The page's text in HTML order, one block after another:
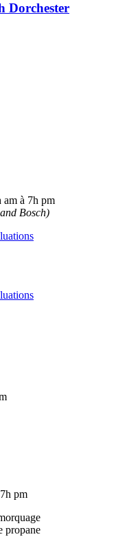
Dorchester
am à 7h pm
Bosch)
pm
propane